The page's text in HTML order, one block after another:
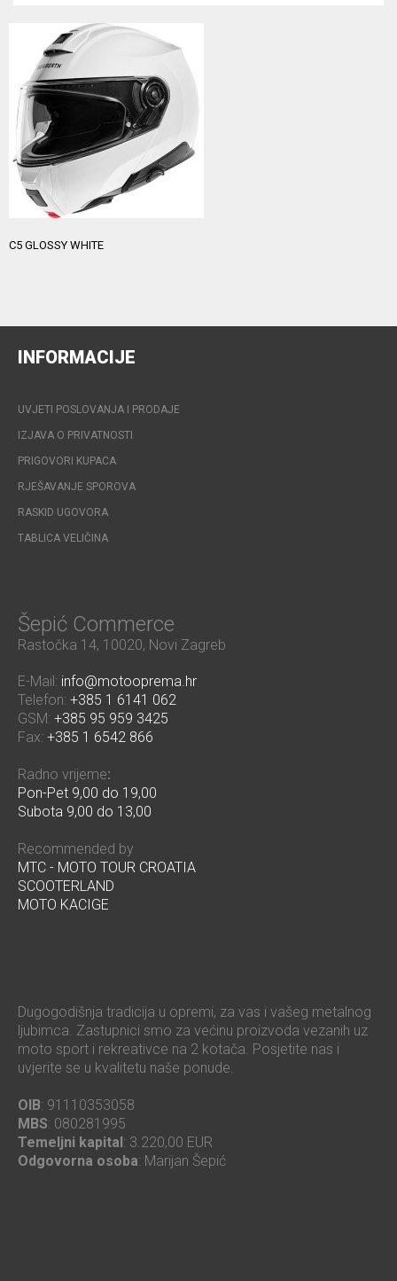
C5 GLOSSY WHITE
INFORMACIJE
UVJETI POSLOVANJA I PRODAJE
IZJAVA O PRIVATNOSTI
PRIGOVORI KUPACA
RJEŠAVANJE SPOROVA
RASKID UGOVORA
TABLICA VELIČINA
Šepić Commerce
Rastočka 14, 10020, Novi Zagreb
E-Mail: info@motooprema.hr
Telefon: +385 1 6141 062
GSM: +385 95 959 3425
Fax: +385 1 6542 866
Radno vrijeme:
Pon-Pet 9,00 do 19,00
Subota 9,00 do 13,00
Recommended by
MTC - MOTO TOUR CROATIA
SCOOTERLAND
MOTO KACIGE
Dugogodišnja tradicija u opremi, za vas i vašeg metalnog
ljubimca. Zastupnici smo za većinu proizvoda vezanih uz
moto sport i rekreativce na 2 kotača. Posjetite nas i
uvjerite se u kvalitetu naše ponude.
OIB: 91110353058
MBS: 080281995
Temeljni kapital : 3.220,00 EUR
Odgovorna osoba: Marijan Šepić